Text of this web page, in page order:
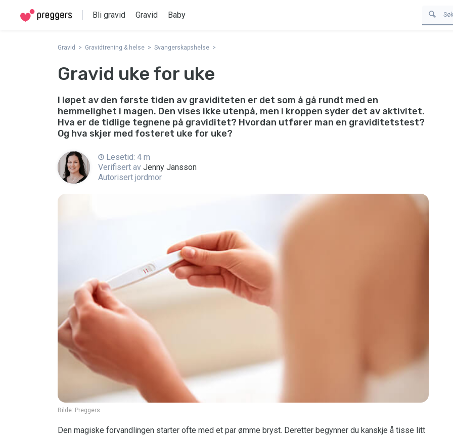
Bli gravid Gravid Baby
Gravid Gravidtrening & helse Svangerskapshelse
Gravid uke for uke
I løpet av den første tiden av graviditeten er det som å gå rundt med en
hemmelighet i magen. Den vises ikke utenpå, men i kroppen syder det av aktivitet.
Hva er de tidlige tegnene på graviditet? Hvordan utfører man en graviditetstest?
Og hva skjer med fosteret uke for uke?
Lesetid: 4 m
Verifisert av Jenny Jansson
Autorisert jordmor
Bilde: Preggers
Den magiske forvandlingen starter ofte med et par ømme bryst. Deretter begynner du kanskje å tisse litt